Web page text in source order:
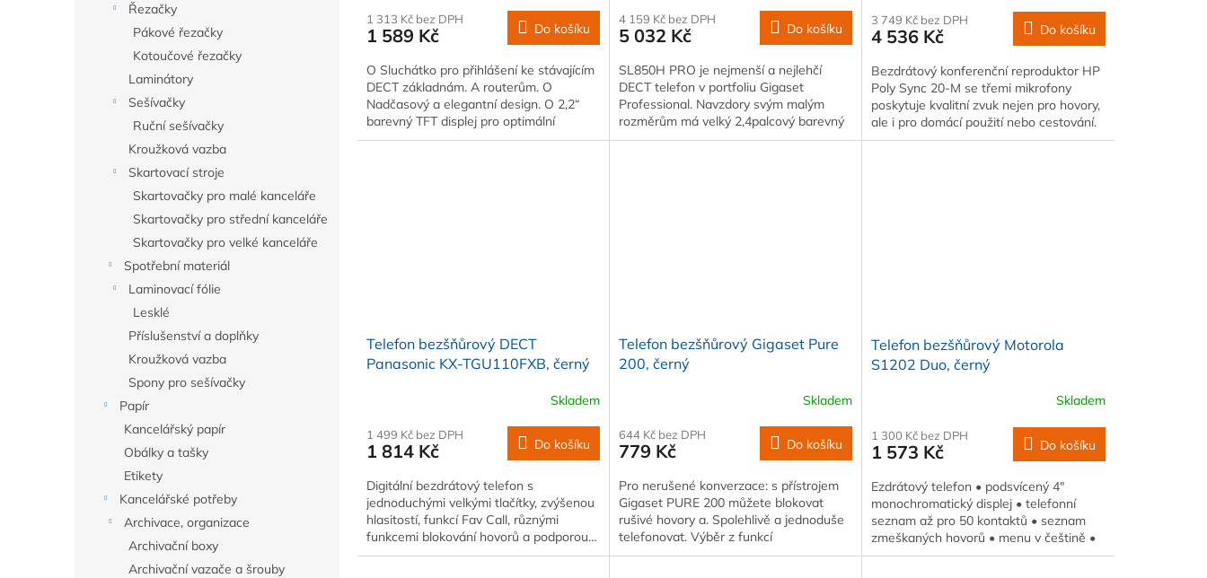
Řezačky
Pákové řezačky
Kotoučové řezačky
Laminátory
Sešívačky
Ruční sešívačky
Kroužková vazba
Skartovací stroje
Skartovačky pro malé kanceláře
Skartovačky pro střední kanceláře
Skartovačky pro velké kanceláře
Spotřební materiál
Laminovací fólie
Lesklé
Příslušenství a doplňky
Kroužková vazba
Spony pro sešívačky
Papír
Kancelářský papír
Obálky a tašky
Etikety
Kancelářské potřeby
Archivace, organizace
Archivační boxy
Archivační vazače a šrouby
1 313 Kč bez DPH
1 589 Kč Do košíku
O Sluchátko pro přihlášení ke stávajícím
DECT základnám. A routerům. O
Nadčasový a elegantní design. O 2,2“
barevný TFT displej pro optimální
čitelnost
4 159 Kč bez DPH
5 032 Kč Do košíku
SL850H PRO je nejmenší a nejlehčí
DECT telefon v portfoliu Gigaset
Professional. Navzdory svým malým
rozměrům má velký 2,4palcový barevný
displej…
3 749 Kč bez DPH
4 536 Kč Do košíku
Bezdrátový konferenční reproduktor HP
Poly Sync 20-M se třemi mikrofony
poskytuje kvalitní zvuk nejen pro hovory,
ale i pro domácí použití nebo cestování.
Telefon bezšňůrový DECT
Panasonic KX-TGU110FXB, černý
Skladem
1 499 Kč bez DPH
1 814 Kč Do košíku
Digitální bezdrátový telefon s
jednoduchými velkými tlačítky, zvýšenou
hlasitostí, funkcí Fav Call, různými
funkcemi blokování hovorů a podporou…
Telefon bezšňůrový Gigaset Pure
200, černý
Skladem
644 Kč bez DPH
779 Kč Do košíku
Pro nerušené konverzace: s přístrojem
Gigaset PURE 200 můžete blokovat
rušivé hovory a. Spolehlivě a jednoduše
telefonovat. Výběr z funkcí
Telefon bezšňůrový Motorola
S1202 Duo, černý
Skladem
1 300 Kč bez DPH
1 573 Kč Do košíku
Ezdrátový telefon • podsvícený 4"
monochromatický displej • telefonní
seznam až pro 50 kontaktů • seznam
zmeškaných hovorů • menu v češtině •
polyfonní…